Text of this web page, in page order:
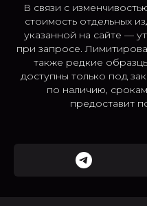
В связи с
стоимость отдельных
указанной на сайте —
при запросе.
также редкие
доступны только под
по наличию,
предоставит